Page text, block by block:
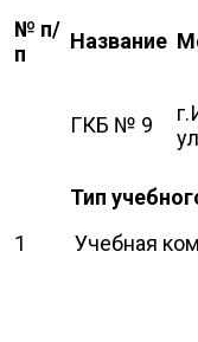
№ п/
п
Название
ГКБ № 9
Тип
1
Учебная